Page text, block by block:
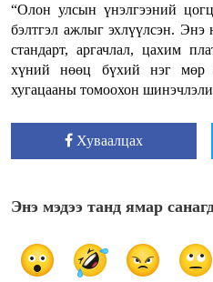
“Олон улсын үнэлгээний
бэлтгэл ажлыг эхлүүлсэн.
стандарт, аргачлал, цахим
хүний нөөц бүхий нэг мөр
хугацааны томоохон
Хуваалцах
Энэ мэдээ танд ямар